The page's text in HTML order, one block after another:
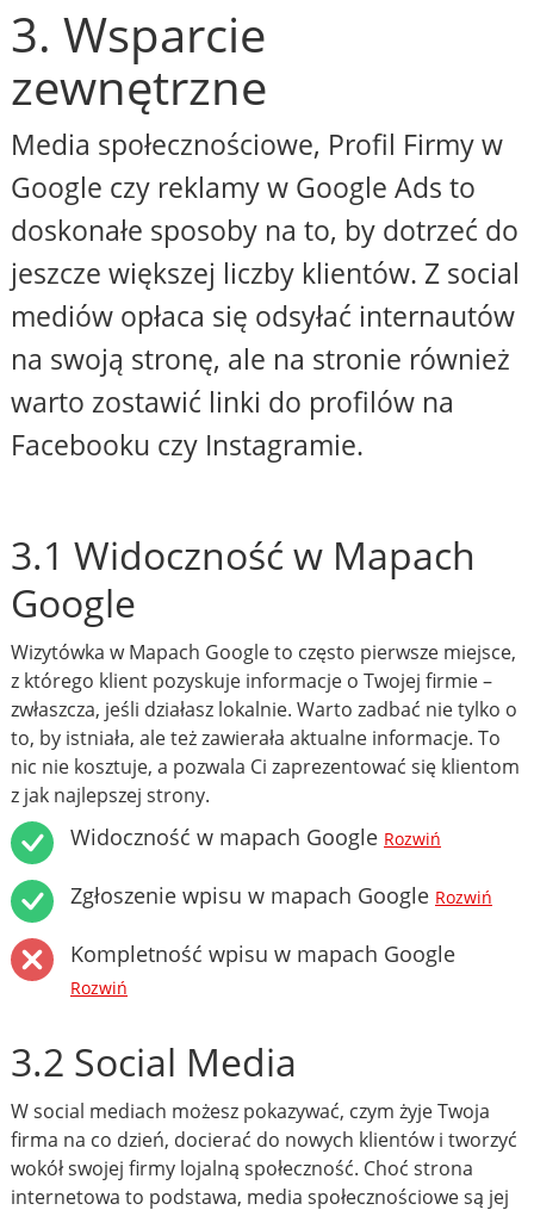
3. Wsparcie
zewnętrzne
Media społecznościowe, Profil Firmy w
Google czy reklamy w Google Ads to
doskonałe sposoby na to, by dotrzeć do
jeszcze większej liczby klientów. Z social
mediów opłaca się odsyłać internautów
na swoją stronę, ale na stronie również
warto zostawić linki do profilów na
Facebooku czy Instagramie.
3.1 Widoczność w Mapach
Google
Wizytówka w Mapach Google to często pierwsze miejsce,
z którego klient pozyskuje informacje o Twojej firmie –
zwłaszcza, jeśli działasz lokalnie. Warto zadbać nie tylko o
to, by istniała, ale też zawierała aktualne informacje. To
nic nie kosztuje, a pozwala Ci zaprezentować się klientom
z jak najlepszej strony.
Widoczność w mapach Google Rozwiń
Zgłoszenie wpisu w mapach Google Rozwiń
Kompletność wpisu w mapach Google
Rozwiń
3.2 Social Media
W social mediach możesz pokazywać, czym żyje Twoja
firma na co dzień, docierać do nowych klientów i tworzyć
wokół swojej firmy lojalną społeczność. Choć strona
internetowa to podstawa, media społecznościowe są jej